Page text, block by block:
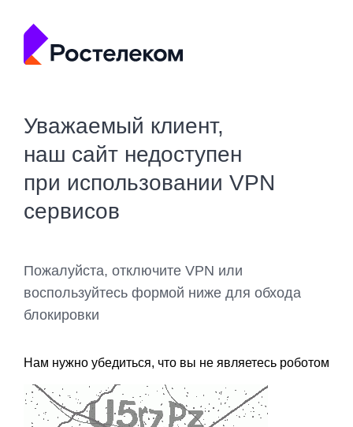
Уважаемый клиент,
наш сайт недоступен
при использовании VPN
сервисов
Пожалуйста, отключите VPN или
воспользуйтесь формой ниже для обхода
блокировки
Нам нужно убедиться, что вы не являетесь роботом